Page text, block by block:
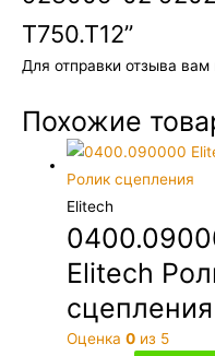
Т750.Т12”
Для отправки отзыва
Похожие
Elitech
Elitech
сцепления
Оценка0 из 5